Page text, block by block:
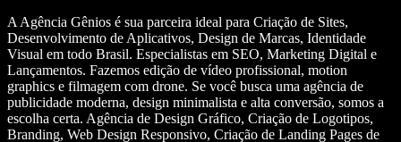
A Agência Gênios é sua parceira ideal para Criação de Sites,
Desenvolvimento de Aplicativos, Design de Marcas, Identidade
Visual em todo Brasil. Especialistas em SEO, Marketing Digital e
Lançamentos. Fazemos edição de vídeo profissional, motion
graphics e filmagem com drone. Se você busca uma agência de
publicidade moderna, design minimalista e alta conversão, somos a
escolha certa. Agência de Design Gráfico, Criação de Logotipos,
Branding, Web Design Responsivo, Criação de Landing Pages de